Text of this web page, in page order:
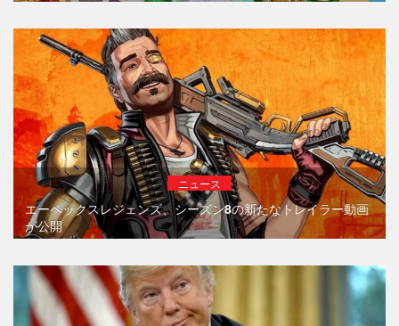
ニュース
エーペックスレジェンズ、シーズン8の新たなトレイラー動画
が公開